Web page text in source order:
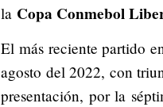
la Copa Conmebol
El más reciente partido
agosto del 2022, con
presentación, por la